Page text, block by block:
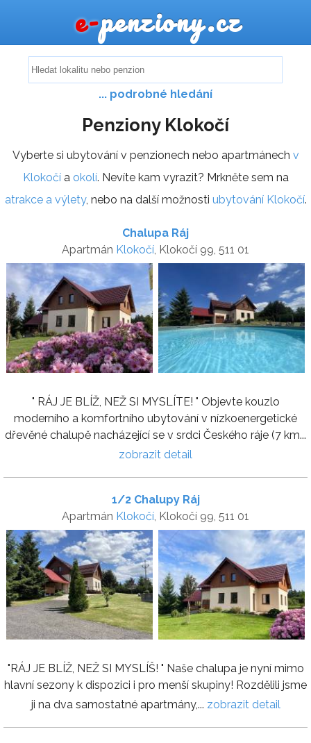
e-penziony.cz
... podrobné hledání
Penziony Klokočí
Vyberte si ubytování v penzionech nebo apartmánech v
Klokočía okolí. Nevíte kam vyrazit? Mrkněte sem na
atrakce a výlety, nebo na další možnosti ubytování Klokočí.
Chalupa Ráj
Apartmán Klokočí , Klokočí 99, 511 01
" RÁJ JE BLÍŽ, NEŽ SI MYSLÍTE! " Objevte kouzlo
moderního a komfortního ubytování v nízkoenergetické
dřevěné chalupě nacházející se v srdci Českého ráje (7 km...
zobrazit detail
1/2 Chalupy Ráj
Apartmán Klokočí, Klokočí 99, 511 01
"RÁJ JE BLÍŽ, NEŽ SI MYSLÍŠ! " Naše chalupa je nyní mimo
hlavní sezony k dispozici i pro menší skupiny! Rozdělili jsme
ji na dva samostatné apartmány,... zobrazit detail